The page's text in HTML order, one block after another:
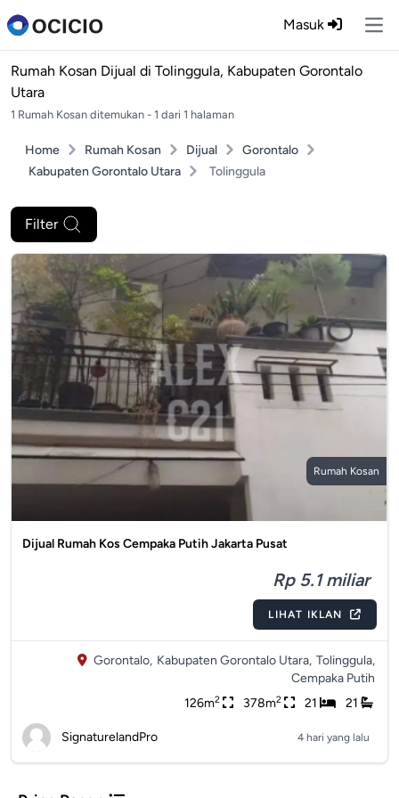
Masuk
Rumah Kosan Dijual di Tolinggula, Kabupaten Gorontalo
Utara
1 Rumah Kosan ditemukan - 1 dari 1 halaman
Home Rumah Kosan Dijual
Gorontalo
Kabupaten Gorontalo Utara
Tolinggula
Filter
Rumah Kosan
Dijual Rumah Kos Cempaka Putih Jakarta Pusat
Rp 5.1 miliar
LIHAT IKLAN
Gorontalo, Kabupaten Gorontalo Utara, Tolinggula,
Cempaka Putih
126m2 378m2 21 21
SignaturelandPro 4 hari yang lalu